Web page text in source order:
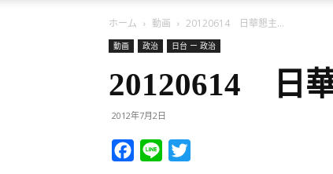
ホーム 動画 20120614 日華懇主...
動画 政治 日台 ー 政治
20120614 日
2012年7月2日
Facebook
Line